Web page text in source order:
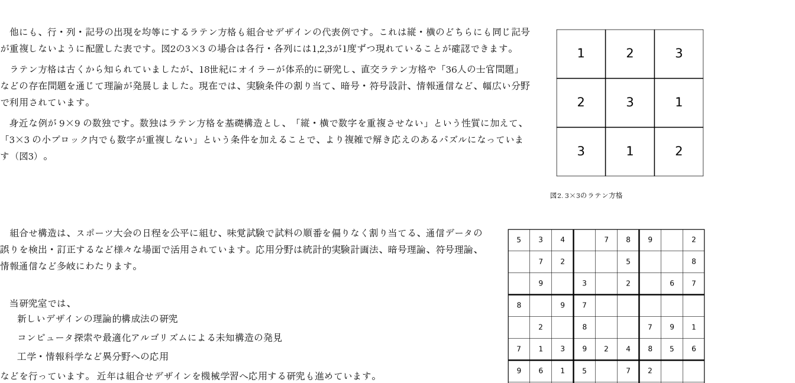
図2. 3×3のラテン方格
他にも、行・列・記号の出現を均等にするラテン方格も組合せデザインの代表例です。これは縦・横のどちらにも同じ記号
が重複しないように配置した表です。図2の3×3 の場合は各行・各列には1,2,3が1度ずつ現れていることが確認できます。
ラテン方格は古くから知られていましたが、18世紀にオイラーが体系的に研究し、直交ラテン方格や「36人の士官問題」
などの存在問題を通じて理論が発展しました。現在では、実験条件の割り当て、暗号・符号設計、情報通信など、幅広い分野
で利用されています。
身近な例が 9×9 の数独です。数独はラテン方格を基礎構造とし、「縦・横で数字を重複させない」という性質に加えて、
「3×3 の小ブロック内でも数字が重複しない」という条件を加えることで、より複雑で解き応えのあるパズルになっていま
す（図3）。
組合せ構造は、スポーツ大会の日程を公平に組む、味覚試験で試料の順番を偏りなく割り当てる、通信データの
誤りを検出・訂正するなど様々な場面で活用されています。応用分野は統計的実験計画法、暗号理論、符号理論、
情報通信など多岐にわたります。
当研究室では、
新しいデザインの理論的構成法の研究
コンピュータ探索や最適化アルゴリズムによる未知構造の発見
工学・情報科学など異分野への応用
などを行っています。 近年は組合せデザインを機械学習へ応用する研究も進めています。